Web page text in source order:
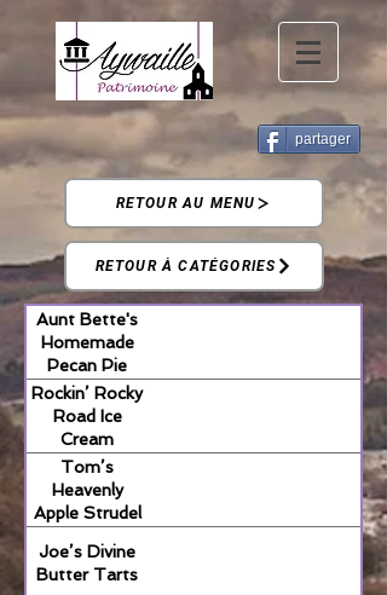
partager
RETOUR AU MENU
RETOUR À CATÉGORIES
Aunt Bette's
Homemade
Pecan Pie
Rockin’ Rocky
Road Ice
Cream
Tom’s
Heavenly
Apple Strudel
Joe’s Divine
Butter Tarts